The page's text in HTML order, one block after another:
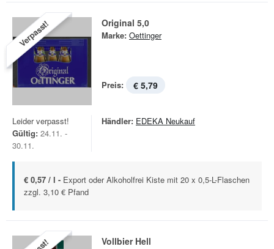
Verpasst! Original 5,0
Marke: Oettinger
Preis: € 5,79
Leider verpasst!
Gültig: 24.11. -
30.11.
Händler: EDEKA Neukauf
€ 0,57 / l - Export oder Alkoholfrei Kiste mit 20 x 0,5-L-Flaschen
zzgl. 3,10 € Pfand
Vollbier Hell